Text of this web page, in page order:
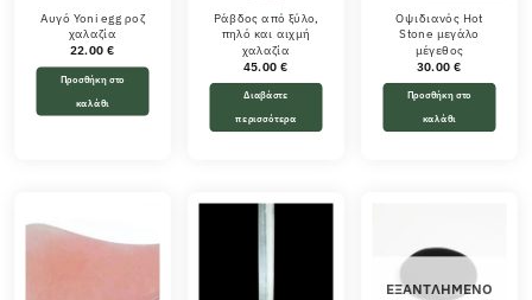
Αυγό Yoni egg ροζ
χαλαζία
22.00€
Προσθήκη στο
καλάθι
Ράβδος από ξύλο,
πηλό και αιχμή
χαλαζία
45.00€
Διαβάστε
περισσότερα
Οψιδιανός Hot
Stone μεγάλο
μέγεθος
30.00€
Προσθήκη στο
καλάθι
ΕΞΑΝΤΛΗΜΈΝΟ